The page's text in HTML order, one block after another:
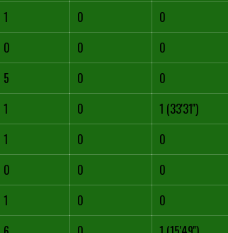
1 0 0
0 0 0
5 0 0
1 0 1 (33'31'')
1 0 0
0 0 0
1 0 0